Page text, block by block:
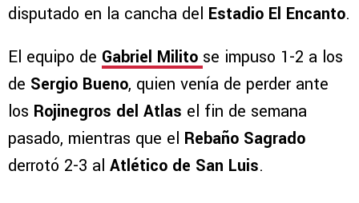
disputado en la cancha del Estadio El Encanto.
El equipo de Gabriel Milito se impuso 1-2 a los
de Sergio Bueno, quien venía de perder ante
los Rojinegros del Atlas el fin de semana
pasado, mientras que el Rebaño Sagrado
derrotó 2-3 al Atlético de San Luis.